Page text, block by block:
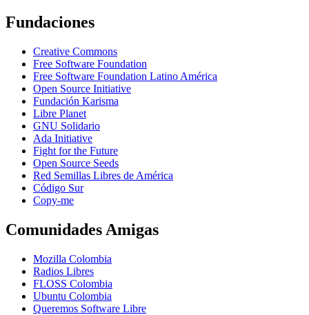
Fundaciones
Creative Commons
Free Software Foundation
Free Software Foundation Latino América
Open Source Initiative
Fundación Karisma
Libre Planet
GNU Solidario
Ada Initiative
Fight for the Future
Open Source Seeds
Red Semillas Libres de América
официальный
лучшего
в
онлайн
казино
пин
ап
Código Sur
Copy-me
Comunidades Amigas
Mozilla Colombia
Radios Libres
FLOSS Colombia
Ubuntu Colombia
Queremos Software Libre